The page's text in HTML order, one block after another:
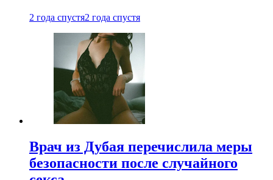
2 года спустя2 года спустя
Врач из Дубая перечислила меры
безопасности после случайного